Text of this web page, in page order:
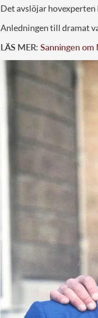
Det avslöjar hovexperten
Anledningen till dramat
LÄS MER: Sanningen om